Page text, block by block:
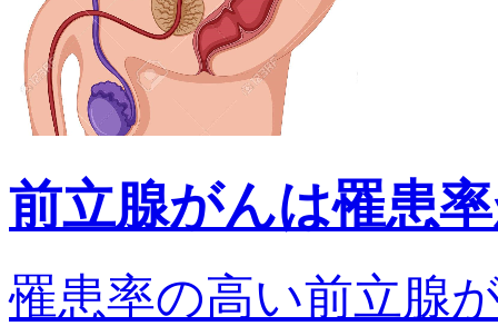
前立腺がんは罹患
罹患率の高い前立腺